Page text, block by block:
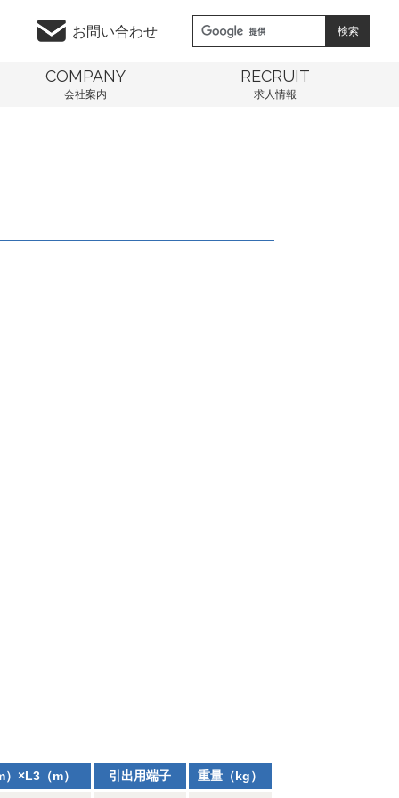
お問い合わせ
COMPANY
会社案内
RECRUIT
求人情報
×L3（m） 引出用端子
重量（kg）